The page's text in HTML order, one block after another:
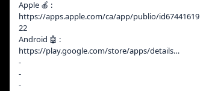
Apple 🍎 :
https://apps.apple.com/ca/app/publio/id67441619
22
Android 🤖 :
https://play.google.com/store/apps/details…
-
-
-